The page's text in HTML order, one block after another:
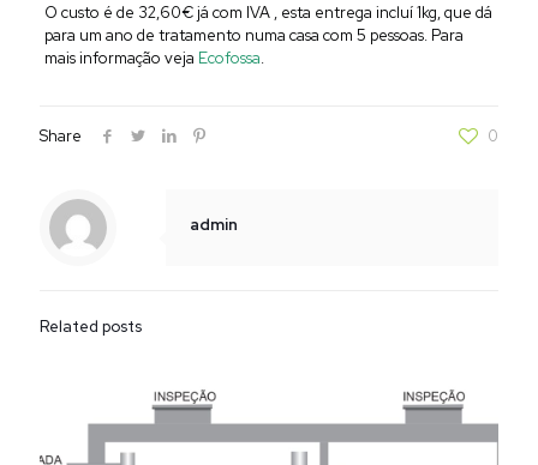
O custo é de 32,60€ já com IVA , esta entrega incluí 1kg, que dá
para um ano de tratamento numa casa com 5 pessoas. Para
mais informação veja Ecofossa.
Share 0
admin
Related posts